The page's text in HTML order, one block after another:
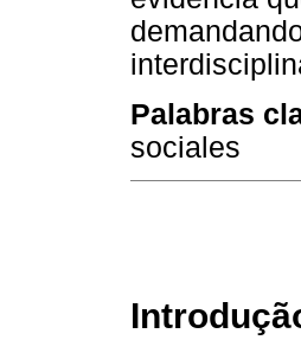
Palabras
sociales